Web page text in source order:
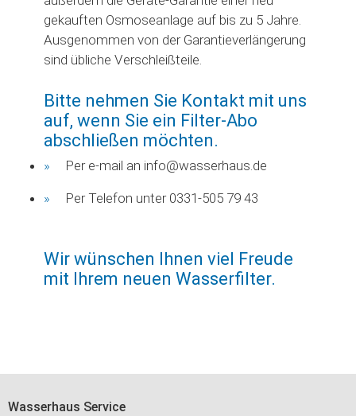
gekauften Osmoseanlage auf bis zu 5 Jahre.
Ausgenommen von der Garantieverlängerung
sind übliche Verschleißteile.
Bitte nehmen Sie Kontakt mit uns
auf, wenn Sie ein Filter-Abo
abschließen möchten.
Per e-mail an info@wasserhaus.de
Per Telefon unter 0331-505 79 43
Wir wünschen Ihnen viel Freude
mit Ihrem neuen Wasserfilter.
Wasserhaus Service